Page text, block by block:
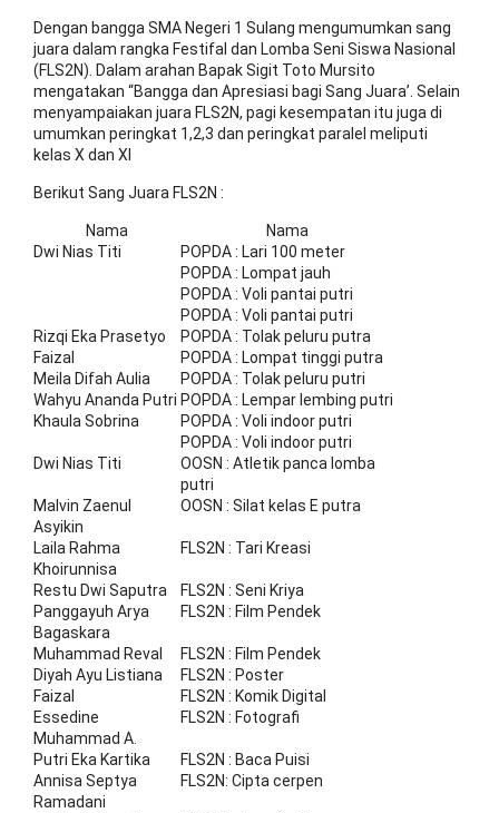
Dengan bangga SMA Negeri 1 Sulang mengumumkan sang
juara dalam rangka Festifal dan Lomba Seni Siswa Nasional
(FLS2N). Dalam arahan Bapak Sigit Toto Mursito
mengatakan “Bangga dan Apresiasi bagi Sang Juara’. Selain
menyampaiakan juara FLS2N, pagi kesempatan itu juga di
umumkan peringkat 1,2,3 dan peringkat paralel meliputi
kelas X dan XI
Berikut Sang Juara FLS2N :
Nama
Nama
Dwi Nias Titi
POPDA : Lari 100 meter
POPDA : Lompat jauh
POPDA : Voli pantai putri
POPDA : Voli pantai putri
Rizqi Eka Prasetyo
POPDA : Tolak peluru putra
Faizal
POPDA : Lompat tinggi putra
Meila Difah Aulia
POPDA : Tolak peluru putri
Wahyu Ananda Putri POPDA : Lempar lembing putri
Khaula Sobrina
POPDA : Voli indoor putri
POPDA : Voli indoor putri
Dwi Nias Titi
OOSN : Atletik panca lomba
putri
Malvin Zaenul
Asyikin
OOSN : Silat kelas E putra
Laila Rahma
Khoirunnisa
FLS2N : Tari Kreasi
Restu Dwi Saputra
FLS2N : Seni Kriya
Panggayuh Arya
Bagaskara
FLS2N : Film Pendek
Muhammad Reval
FLS2N : Film Pendek
Diyah Ayu Listiana
FLS2N : Poster
Faizal
FLS2N : Komik Digital
Essedine
Muhammad A.
FLS2N : Fotografi
Putri Eka Kartika
FLS2N : Baca Puisi
Annisa Septya
Ramadani
FLS2N: Cipta cerpen